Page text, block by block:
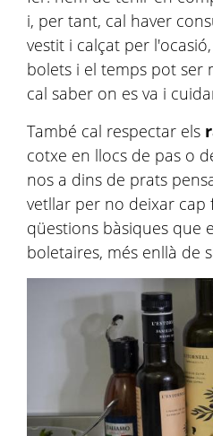
i, per tant, cal haver
vestit i calçat per
bolets i el temps pot ser
cal saber on es va i
També cal respectar els
cotxe en llocs de pas o
nos a dins de prats
vetllar per no deixar
qüestions bàsiques que
boletaires, més enllà de